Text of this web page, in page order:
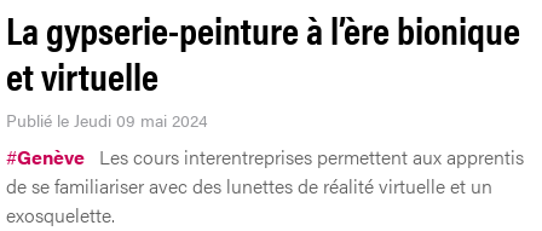
La gypserie-peinture à l’ère bionique
et virtuelle
Publié le Jeudi 09 mai 2024
#Genève Les cours interentreprises permettent aux apprentis
de se familiariser avec des lunettes de réalité virtuelle et un
exosquelette.